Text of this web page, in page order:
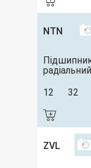
NTN
радіальний
12
32
ZVL